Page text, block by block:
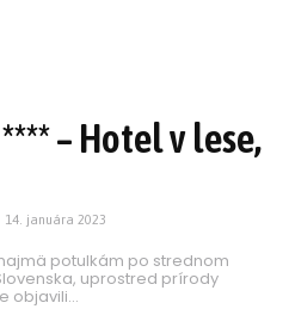
– Hotel v lese,
14. januára 2023
potulkám po strednom
uprostred prírody
objavili...